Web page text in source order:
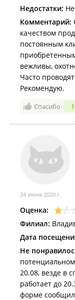
Недостатки:
Комментарий:
качеством
постоянным
вежливы,
Часто
Рекомендую.
Спасибо 1
24 июня 2020 г.
Оценка:
Филиал:
Дата
Не
20.08, везде в
работает до
форме